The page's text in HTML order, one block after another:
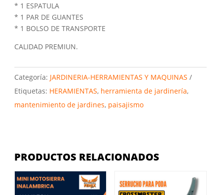
* 1 ESPATULA
* 1 PAR DE GUANTES
* 1 BOLSO DE TRANSPORTE
CALIDAD PREMIUN.
Categoría: JARDINERIA-HERRAMIENTAS Y MAQUINAS
Etiquetas: HERAMIENTAS, herramienta de jardinería,
mantenimiento de jardines, paisajismo
PRODUCTOS RELACIONADOS